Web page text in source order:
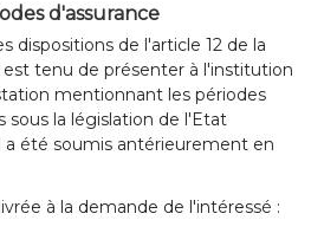
d'assurance
dispositions de l'article 12 de la
tenu de présenter à l'institution
mentionnant les périodes
sous la législation de l'Etat
a été soumis antérieurement en
à la demande de l'intéressé :